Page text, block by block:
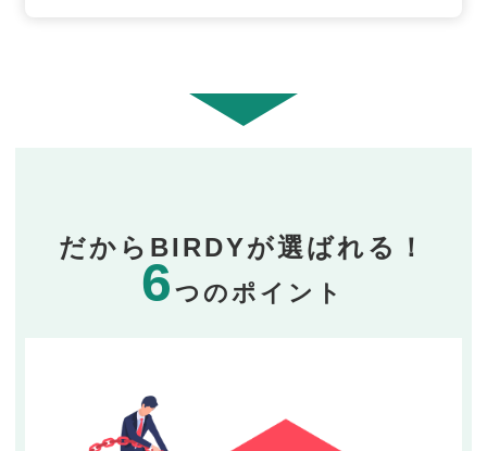
だからBIRDYが選ばれる！
6つのポイント